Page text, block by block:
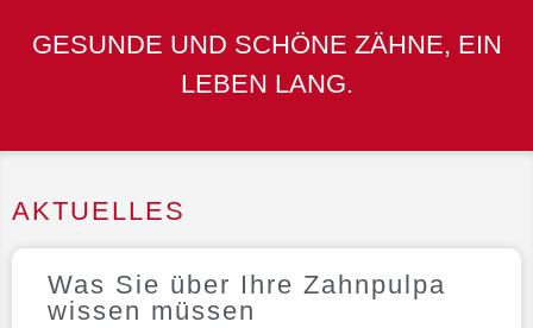
GESUNDE UND SCHÖNE ZÄHNE, EIN
LEBEN LANG.
AKTUELLES
Was Sie über Ihre Zahnpulpa
wissen müssen